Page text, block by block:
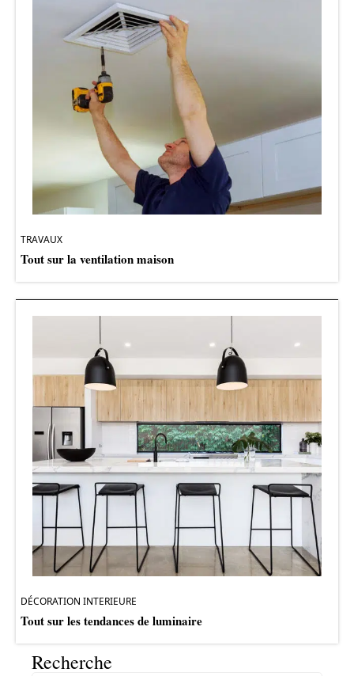
TRAVAUX
Tout sur la ventilation maison
DÉCORATION INTERIEURE
Tout sur les tendances de luminaire
Recherche